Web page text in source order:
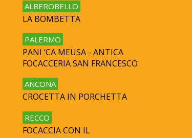
ALBEROBELLO
LA BOMBETTA
PALERMO
PANI ‘CA MEUSA - ANTICA
FOCACCERIA SAN FRANCESCO
ANCONA
CROCETTA IN PORCHETTA
RECCO
FOCACCIA CON IL